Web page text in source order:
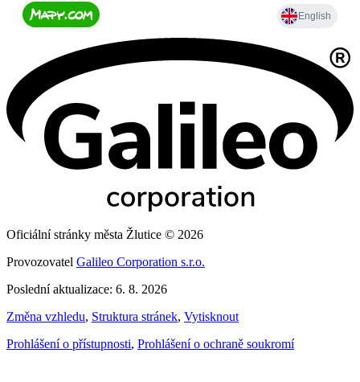
Oficiální stránky města Žlutice © 2026
Provozovatel Galileo Corporation s.r.o.
Poslední aktualizace: 6. 8. 2026
Změna vzhledu, Struktura stránek, Vytisknout
Prohlášení o přístupnosti, Prohlášení o ochraně soukromí